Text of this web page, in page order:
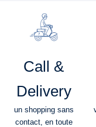
Call &
Delivery
un shopping sans
contact, en toute